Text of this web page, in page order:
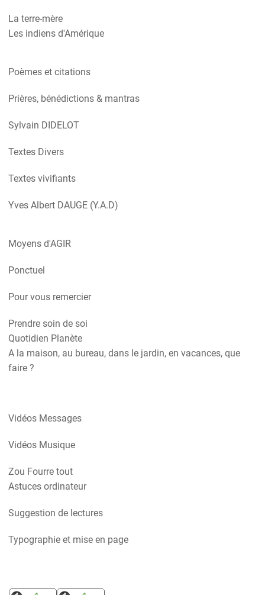
La terre-mère
Les indiens d'Amérique
Poèmes et citations
Prières, bénédictions & mantras
Sylvain DIDELOT
Textes Divers
Textes vivifiants
Yves Albert DAUGE (Y.A.D)
Moyens d'AGIR
Ponctuel
Pour vous remercier
Prendre soin de soi
Quotidien Planète
A la maison, au bureau, dans le jardin, en vacances, que
faire ?
Vidéos Messages
Vidéos Musique
Zou Fourre tout
Astuces ordinateur
Suggestion de lectures
Typographie et mise en page